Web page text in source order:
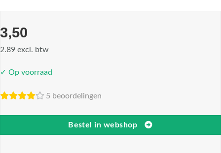
3,50
2.89 excl. btw
✓ Op voorraad
5 beoordelingen
Bestel in webshop